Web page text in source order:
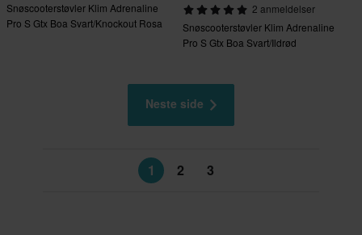
Snøscooterstøvler Klim Adrenaline
Pro S Gtx Boa Svart/Knockout Rosa
2 anmeldelser
Snøscooterstøvler Klim Adrenaline
Pro S Gtx Boa Svart/Ildrød
Neste side
1 2 3